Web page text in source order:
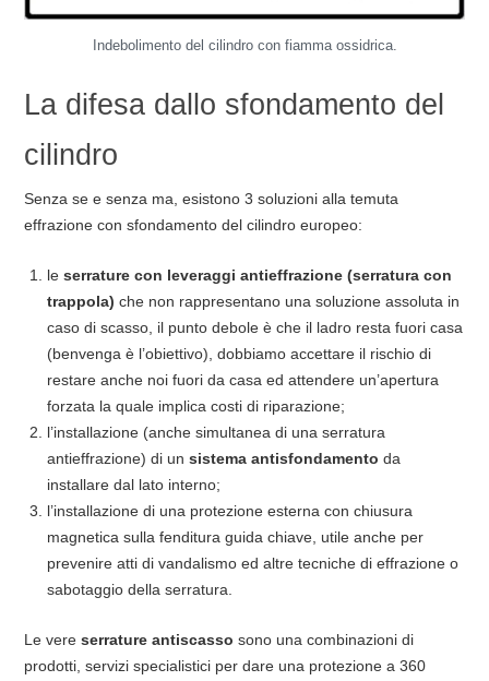
Indebolimento del cilindro con fiamma ossidrica.
La difesa dallo sfondamento del
cilindro
Senza se e senza ma, esistono 3 soluzioni alla temuta
effrazione con sfondamento del cilindro europeo:
leserrature con leveraggi antieffrazione (serratura con
trappola) che non rappresentano una soluzione assoluta in
caso di scasso, il punto debole è che il ladro resta fuori casa
(benvenga è l’obiettivo), dobbiamo accettare il rischio di
restare anche noi fuori da casa ed attendere un’apertura
forzata la quale implica costi di riparazione;
l’installazione (anche simultanea di una serratura
antieffrazione) di unsistema antisfondamento da
installare dal lato interno;
l’installazione di una protezione esterna con chiusura
magnetica sulla fenditura guida chiave, utile anche per
prevenire atti di vandalismo ed altre tecniche di effrazione o
sabotaggio della serratura.
Le vere serrature antiscasso sono una combinazioni di
prodotti, servizi specialistici per dare una protezione a 360